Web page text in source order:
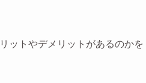
ットやデメリットがあるのかを